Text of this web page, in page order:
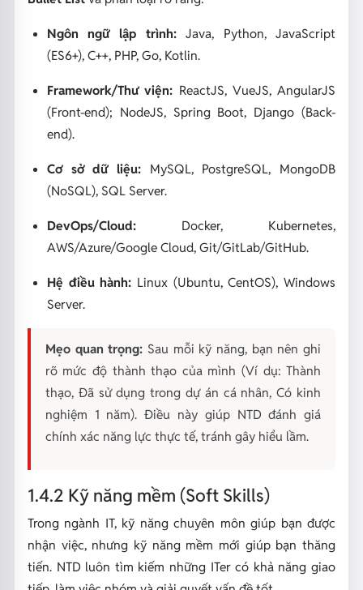
Ngôn ngữ lập trình:Java, Python, JavaScript
(ES6+), C++, PHP, Go, Kotlin.
Framework/Thư viện: ReactJS, VueJS, AngularJS
(Front-end); NodeJS, Spring Boot, Django (Back-
end).
Cơ sở dữ liệu: MySQL, PostgreSQL, MongoDB
(NoSQL), SQL Server.
DevOps/Cloud:Docker, Kubernetes,
AWS/Azure/Google Cloud, Git/GitLab/GitHub.
Hệ điều hành: Linux (Ubuntu, CentOS), Windows
Server.
Mẹo quan trọng: Sau mỗi kỹ năng, bạn nên ghi
rõ mức độ thành thạo của mình (Ví dụ: Thành
thạo, Đã sử dụng trong dự án cá nhân, Có kinh
nghiệm 1 năm). Điều này giúp NTD đánh giá
chính xác năng lực thực tế, tránh gây hiểu lầm.
1.4.2 Kỹ năng mềm (Soft Skills)
Trong ngành IT, kỹ năng chuyên môn giúp bạn được
nhận việc, nhưng kỹ năng mềm mới giúp bạn thăng
tiến. NTD luôn tìm kiếm những ITer có khả năng giao